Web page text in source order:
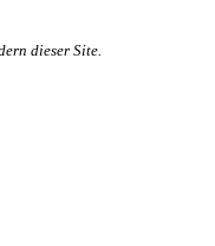
dieser Site.